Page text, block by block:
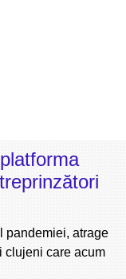
pandemiei, atrage
clujeni care acum